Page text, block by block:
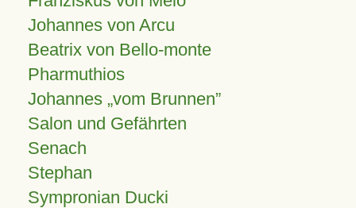
Johannes von Arcu
Beatrix von Bello-monte
Pharmuthios
Johannes vom Brunnen
Salon und Gefährten
Senach
Stephan
Sympronian Ducki